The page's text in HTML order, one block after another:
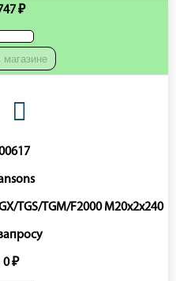
₽
магазине
TGS/TGM/F2000 M20x2x240
0 ₽